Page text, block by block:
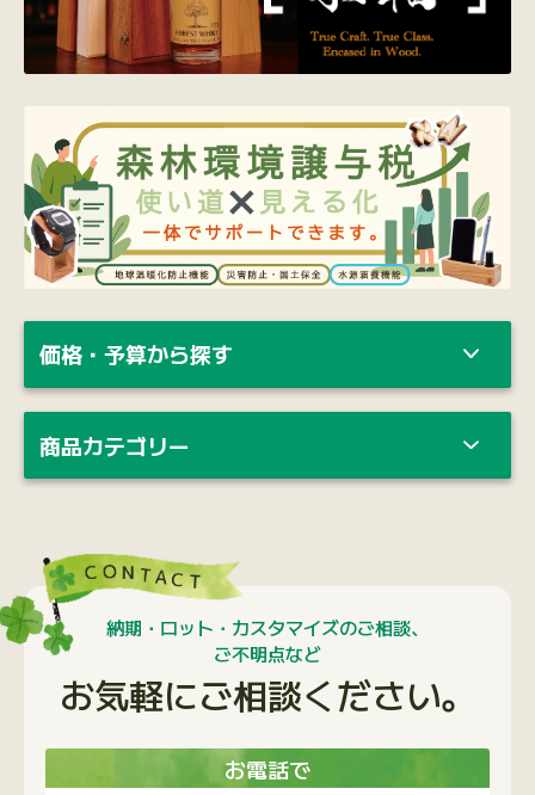
価格・予算から探す
商品カテゴリー
納期・ロット・カスタマイズのご相談、
ご不明点など
お気軽にご相談ください。
お電話で